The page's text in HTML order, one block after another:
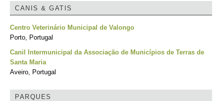
CANIS & GATIS
Centro Veterinário Municipal de Valongo
Porto, Portugal
Canil Intermunicipal da Associação de Municípios de Terras de
Santa Maria
Aveiro, Portugal
PARQUES